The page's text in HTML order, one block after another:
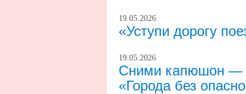
19.05.2026
«Уступи дорогу
19.05.2026
Сними капюшон —
«Города без